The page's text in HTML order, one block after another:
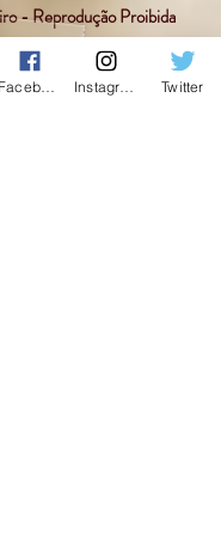
- Reprodução Proibida
Twitter